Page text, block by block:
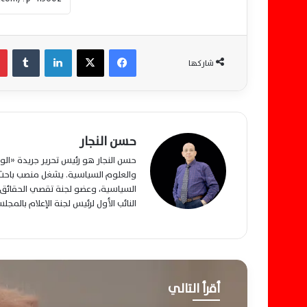
شاركها
فيسبوك ‫X لينكدإن
حسن النجار
حسن النجار هو رئيس تحرير جريدة
والعلوم السياسية. يشغل منصب
السياسية، وعضو لجنة تقصي
النائب الأول لرئيس لجنة الإعلام
أقرأ التالي